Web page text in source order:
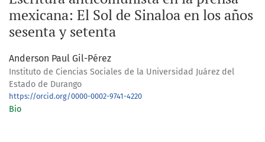
mexicana: El Sol de Sinaloa en los años
sesenta y setenta
Anderson Paul Gil-Pérez
Instituto de Ciencias Sociales de la Universidad Juárez del
Estado de Durango
https://orcid.org/0000-0002-9741-4220
Bio